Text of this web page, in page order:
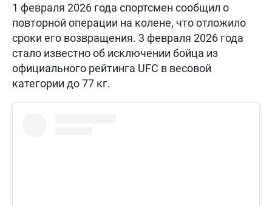
1 февраля 2026 года спортсмен сообщил о
повторной операции на колене, что отложило
сроки его возвращения. 3 февраля 2026 года
стало известно об исключении бойца из
официального рейтинга UFC в весовой
категории до 77 кг.